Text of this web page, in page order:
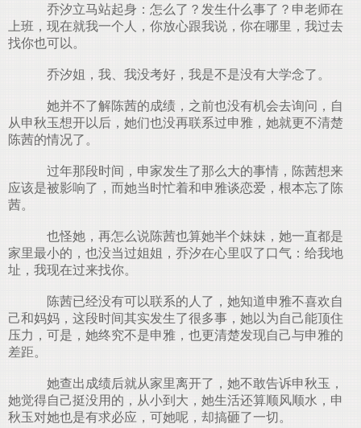
乔汐立马站起身：怎么了？发生什么事了？申老师在
上班，现在就我一个人，你放心跟我说，你在哪里，我过去
找你也可以。
乔汐姐，我、我没考好，我是不是没有大学念了。
她并不了解陈茜的成绩，之前也没有机会去询问，自
从申秋玉想开以后，她们也没再联系过申雅，她就更不清楚
陈茜的情况了。
过年那段时间，申家发生了那么大的事情，陈茜想来
应该是被影响了，而她当时忙着和申雅谈恋爱，根本忘了陈
茜。
也怪她，再怎么说陈茜也算她半个妹妹，她一直都是
家里最小的，也没当过姐姐，乔汐在心里叹了口气：给我地
址，我现在过来找你。
陈茜已经没有可以联系的人了，她知道申雅不喜欢自
己和妈妈，这段时间其实发生了很多事，她以为自己能顶住
压力，可是，她终究不是申雅，也更清楚发现自己与申雅的
差距。
她查出成绩后就从家里离开了，她不敢告诉申秋玉，
她觉得自己挺没用的，从小到大，她生活还算顺风顺水，申
秋玉对她也是有求必应，可她呢，却搞砸了一切。